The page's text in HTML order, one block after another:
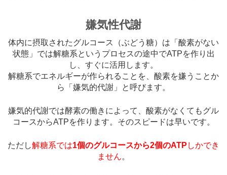
嫌気性代謝
体内に摂取されたグルコース（ぶどう糖）は「酸素がない
状態」では解糖系というプロセスの途中でATPを作り出
し、すぐに活用します。
解糖系でエネルギーが作られることを、酸素を嫌うことか
ら「嫌気的代謝」と呼びます。
嫌気的代謝では酵素の働きによって、酸素がなくてもグル
コースからATPを作ります。そのスピードは早いです。
ただし解糖系では1個のグルコースから2個のATP しかでき
ません。